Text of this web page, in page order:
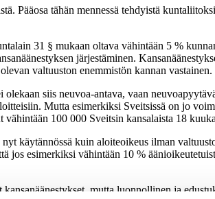
Pääosa tähän mennessä tehdyistä
31 § mukaan oltava vähintään 5 %
järjestäminen.
valtuuston enemmistön kannan vastainen.
siis neuvoa-antava, vaan
Mutta esimerkiksi Sveitsissä on jo
100 000 Sveitsin kansalaista 18
käytännössä kuin aloiteoikeus ilman
jos esimerkiksi vähintään 10 %
mutta luonnollinen ja